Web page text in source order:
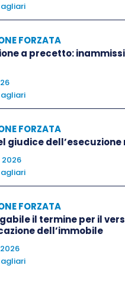
619 c.p.c.
che si
in merito alle modalità
infatti, variano, sia a
di disposizione che il
dell’art. 513, comma
nella casa del debitore e
di tutti i beni che si
alcun ulteriore
FORZATA
a precetto:
FORZATA
giudice
2026
FORZATA
il termine per il
dell’immobile